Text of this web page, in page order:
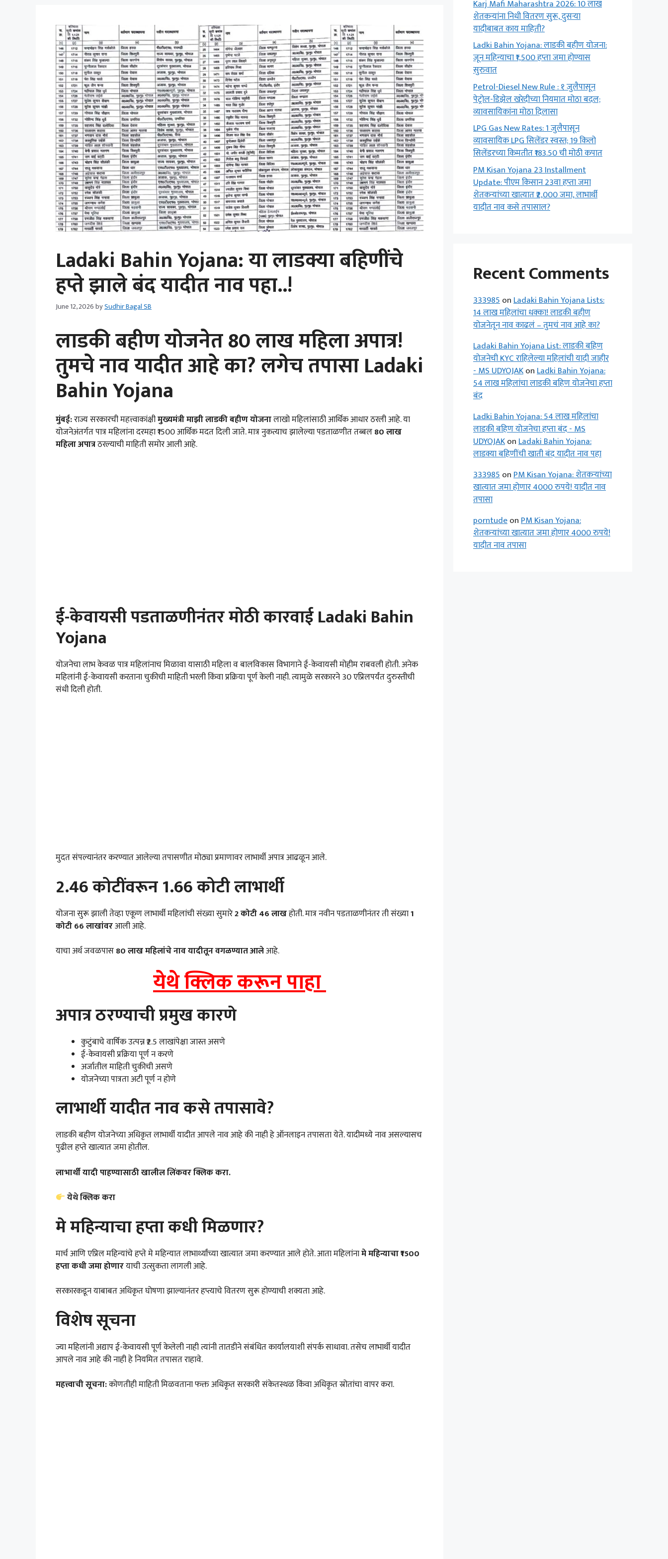
Ladaki Bahin Yojana: या लाडक्या बहिणींचे
हप्ते झाले बंद यादीत नाव पहा..!
June 12, 2026bySudhir Bagal SB
लाडकी बहीण योजनेत 80 लाख महिला अपात्र!
तुमचे नाव यादीत आहे का? लगेच तपासा Ladaki
Bahin Yojana
मुंबई:राज्य सरकारची महत्त्वाकांक्षीमुख्यमंत्री माझी लाडकी बहीण योजनालाखो महिलांसाठी आर्थिक आधार ठरली आहे. या
योजनेअंतर्गत पात्र महिलांना दरमहा ₹1500 आर्थिक मदत दिली जाते. मात्र नुकत्याच झालेल्या पडताळणीत तब्बल80 लाख
महिला अपात्रठरल्याची माहिती समोर आली आहे.
ई-केवायसी पडताळणीनंतर मोठी कारवाई Ladaki Bahin
Yojana
योजनेचा लाभ केवळ पात्र महिलांनाच मिळावा यासाठी महिला व बालविकास विभागाने ई-केवायसी मोहीम राबवली होती. अनेक
महिलांनी ई-केवायसी करताना चुकीची माहिती भरली किंवा प्रक्रिया पूर्ण केली नाही. त्यामुळे सरकारने 30 एप्रिलपर्यंत दुरुस्तीची
संधी दिली होती.
मुदत संपल्यानंतर करण्यात आलेल्या तपासणीत मोठ्या प्रमाणावर लाभार्थी अपात्र आढळून आले.
2.46 कोटींवरून 1.66 कोटी लाभार्थी
योजना सुरू झाली तेव्हा एकूण लाभार्थी महिलांची संख्या सुमारे2 कोटी 46 लाखहोती. मात्र नवीन पडताळणीनंतर ती संख्या1
कोटी 66 लाखांवरआली आहे.
याचा अर्थ जवळपास80 लाख महिलांचे नाव यादीतून वगळण्यात आलेआहे.
येथे क्लिक करून पाहा
अपात्र ठरण्याची प्रमुख कारणे
कुटुंबाचे वार्षिक उत्पन्न ₹2.5 लाखांपेक्षा जास्त असणे
ई-केवायसी प्रक्रिया पूर्ण न करणे
अर्जातील माहिती चुकीची असणे
योजनेच्या पात्रता अटी पूर्ण न होणे
लाभार्थी यादीत नाव कसे तपासावे?
लाडकी बहीण योजनेच्या अधिकृत लाभार्थी यादीत आपले नाव आहे की नाही हे ऑनलाइन तपासता येते. यादीमध्ये नाव असल्यासच
पुढील हप्ते खात्यात जमा होतील.
लाभार्थी यादी पाहण्यासाठी खालील लिंकवर क्लिक करा.
येथे क्लिक करा
मे महिन्याचा हप्ता कधी मिळणार?
मार्च आणि एप्रिल महिन्यांचे हप्ते मे महिन्यात लाभार्थ्यांच्या खात्यात जमा करण्यात आले होते. आता महिलांनामे महिन्याचा ₹1500
हप्ता कधी जमा होणारयाची उत्सुकता लागली आहे.
सरकारकडून याबाबत अधिकृत घोषणा झाल्यानंतर हप्त्याचे वितरण सुरू होण्याची शक्यता आहे.
विशेष सूचना
ज्या महिलांनी अद्याप ई-केवायसी पूर्ण केलेली नाही त्यांनी तातडीने संबंधित कार्यालयाशी संपर्क साधावा. तसेच लाभार्थी यादीत
आपले नाव आहे की नाही हे नियमित तपासत राहावे.
महत्त्वाची सूचना:कोणतीही माहिती मिळवताना फक्त अधिकृत सरकारी संकेतस्थळ किंवा अधिकृत स्रोतांचा वापर करा.
Karj Mafi Maharashtra 2026: 10 लाख
शेतकऱ्यांना निधी वितरण सुरू, दुसऱ्या
यादीबाबत काय माहिती?
Ladki Bahin Yojana: लाडकी बहीण योजना:
जून महिन्याचा ₹1,500 हप्ता जमा होण्यास
सुरुवात
Petrol-Diesel New Rule : १ जुलैपासून
पेट्रोल-डिझेल खरेदीच्या नियमात मोठा बदल;
व्यावसायिकांना मोठा दिलासा
LPG Gas New Rates: 1 जुलैपासून
व्यावसायिक LPG सिलेंडर स्वस्त; 19 किलो
सिलेंडरच्या किमतीत ₹183.50 ची मोठी कपात
PM Kisan Yojana 23 Installment
Update: पीएम किसान 23वा हप्ता जमा
शेतकऱ्यांच्या खात्यात ₹2,000 जमा, लाभार्थी
यादीत नाव कसे तपासाल?
Recent Comments
333985onLadaki Bahin Yojana Lists:
14 लाख महिलांचा धक्का! लाडकी बहीण
योजनेतून नाव काढलं – तुमचं नाव आहे का?
Ladaki Bahin Yojana List: लाडकी बहिण
योजनेची KYC राहिलेल्या महिलांची यादी जाहीर
- MS UDYOJAKonLadki Bahin Yojana:
54 लाख महिलांचा लाडकी बहिण योजनेचा हप्ता
बंद
Ladki Bahin Yojana: 54 लाख महिलांचा
लाडकी बहिण योजनेचा हप्ता बंद - MS
UDYOJAKonLadaki Bahin Yojana:
लाडक्या बहिणींची खाती बंद यादीत नाव पहा
333985onPM Kisan Yojana: शेतकऱ्यांच्या
खात्यात जमा होणार 4000 रुपये! यादीत नाव
तपासा
porntudeonPM Kisan Yojana:
शेतकऱ्यांच्या खात्यात जमा होणार 4000 रुपये!
यादीत नाव तपासा